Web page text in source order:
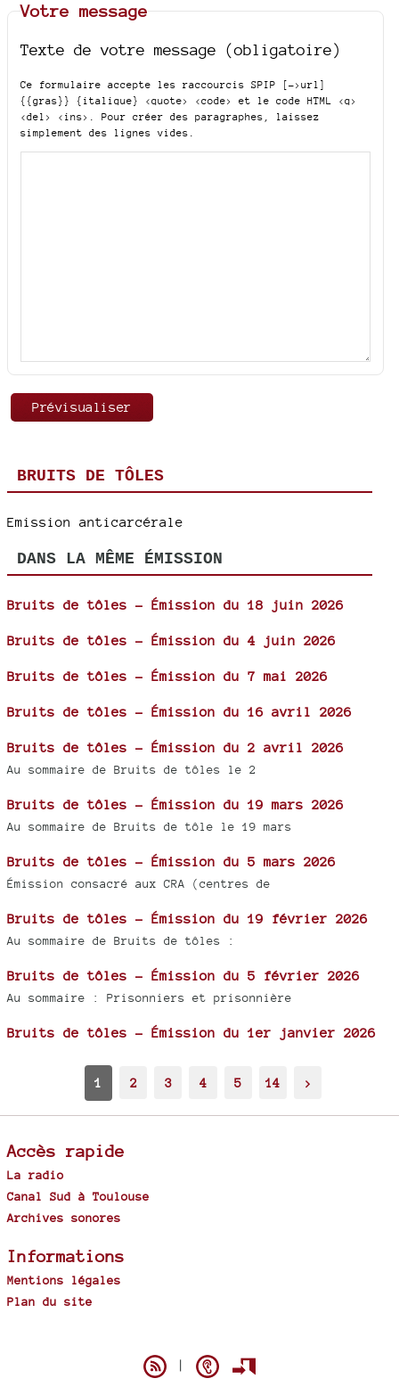
Votre message
Texte de votre message (obligatoire)
Ce formulaire accepte les raccourcis SPIP
[->url]
{{gras}} {italique} <quote> <code>
et le code HTML <q>
<del> <ins>
. Pour créer des paragraphes, laissez
simplement des lignes vides.
BRUITS DE TÔLES
Emission anticarcérale
DANS LA MÊME ÉMISSION
Bruits de tôles - Émission du 18 juin 2026
Bruits de tôles - Émission du 4 juin 2026
Bruits de tôles - Émission du 7 mai 2026
Bruits de tôles - Émission du 16 avril 2026
Bruits de tôles - Émission du 2 avril 2026
Au sommaire de Bruits de tôles le 2
Bruits de tôles - Émission du 19 mars 2026
Au sommaire de Bruits de tôle le 19 mars
Bruits de tôles - Émission du 5 mars 2026
Émission consacré aux CRA (centres de
Bruits de tôles - Émission du 19 février 2026
Au sommaire de Bruits de tôles :
Bruits de tôles - Émission du 5 février 2026
Au sommaire : Prisonniers et prisonnière
Bruits de tôles - Émission du 1er janvier 2026
1 2 3 4 5 14 >
Accès rapide
La radio
Canal Sud à Toulouse
Archives sonores
Informations
Mentions légales
Plan du site
|